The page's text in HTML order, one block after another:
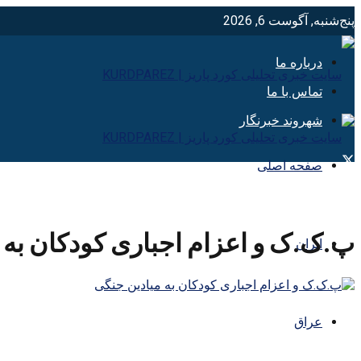
پنج‌شنبه, آگوست 6, 2026
درباره ما
تماس با ما
شهروند خبرنگار
صفحه اصلی
ایران
عراق
پ.ک.ک و اعزام اجباری کودکان به